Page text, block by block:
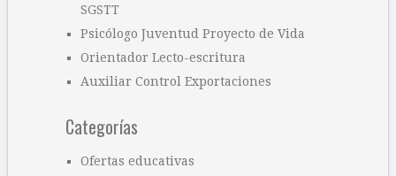
SGSTT
Psicólogo Juventud Proyecto de Vida
Orientador Lecto-escritura
Auxiliar Control Exportaciones
Categorías
Ofertas educativas